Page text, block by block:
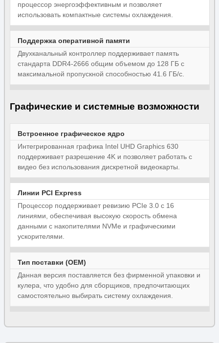
процессор энергоэффективным и позволяет
использовать компактные системы охлаждения.
Поддержка оперативной памяти
Двухканальный контроллер поддерживает память
стандарта DDR4-2666 общим объемом до 128 ГБ с
максимальной пропускной способностью 41.6 ГБ/с.
Графические и системные возможности
Встроенное графическое ядро
Интегрированная графика Intel UHD Graphics 630
поддерживает разрешение 4K и позволяет работать с
видео без использования дискретной видеокарты.
Линии PCI Express
Процессор поддерживает ревизию PCIe 3.0 с 16
линиями, обеспечивая высокую скорость обмена
данными с накопителями NVMe и графическими
ускорителями.
Тип поставки (OEM)
Данная версия поставляется без фирменной упаковки и
кулера, что удобно для сборщиков, предпочитающих
самостоятельно выбирать систему охлаждения.